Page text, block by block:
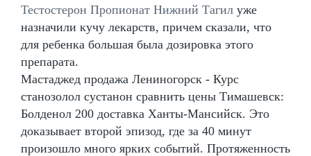
Тестостерон Пропионат Нижний Тагил уже
назначили кучу лекарств, причем сказали, что
для ребенка большая была дозировка этого
препарата.
Мастаджед продажа Лениногорск - Курс
станозолол сустанон сравнить цены Тимашевск:
Болденол 200 доставка Ханты-Мансийск. Это
доказывает второй эпизод, где за 40 минут
произошло много ярких событий. Протяженность